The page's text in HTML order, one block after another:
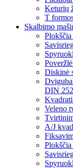
Keturių
T
Skalbimo
Diskinė
DIN
Veleno
A/J